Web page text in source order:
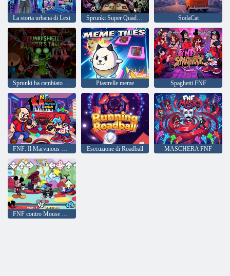
La storia urbana di Lexi Sprunki Super Quadruplo Data SodaCat
Sprunki ha cambiato il punto di vista di Pepper Piastrelle meme Spaghetti FNF
FNF: Il Marvinous Monday di Marvin Esecuzione di Roadball MASCHERA FNF
FNF contro Mouse Ultimate